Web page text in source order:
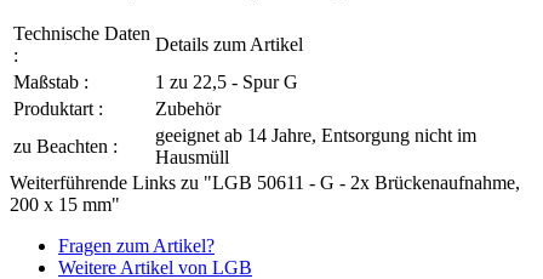
Technische Daten
:
Details zum Artikel
Maßstab :
1 zu 22,5 - Spur G
Produktart :
Zubehör
zu Beachten :
geeignet ab 14 Jahre, Entsorgung nicht im
Hausmüll
Weiterführende Links zu "LGB 50611 - G - 2x Brückenaufnahme,
200 x 15 mm"
Fragen zum Artikel?
Weitere Artikel von LGB